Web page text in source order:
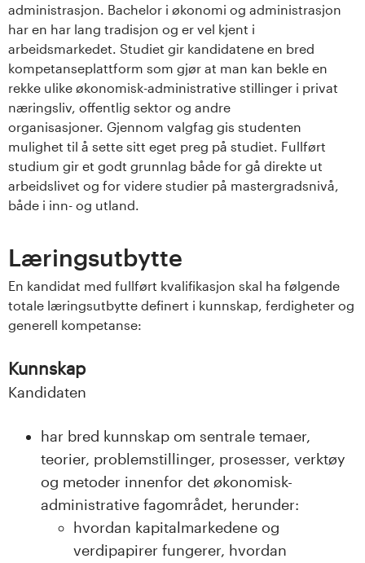
administrasjon. Bachelor i økonomi og administrasjon
har en har lang tradisjon og er vel kjent i
arbeidsmarkedet. Studiet gir kandidatene en bred
kompetanseplattform som gjør at man kan bekle en
rekke ulike økonomisk-administrative stillinger i privat
næringsliv, offentlig sektor og andre
organisasjoner. Gjennom valgfag gis studenten
mulighet til å sette sitt eget preg på studiet. Fullført
studium gir et godt grunnlag både for gå direkte ut
arbeidslivet og for videre studier på mastergradsnivå,
både i inn- og utland.
Læringsutbytte
En kandidat med fullført kvalifikasjon skal ha følgende
totale læringsutbytte definert i kunnskap, ferdigheter og
generell kompetanse:
Kunnskap
Kandidaten
har bred kunnskap om sentrale temaer,
teorier, problemstillinger, prosesser, verktøy
og metoder innenfor det økonomisk-
administrative fagområdet, herunder:
hvordan kapitalmarkedene og
verdipapirer fungerer, hvordan